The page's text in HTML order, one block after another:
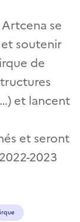
se
soutenir
de
et lancent
et seront
2023